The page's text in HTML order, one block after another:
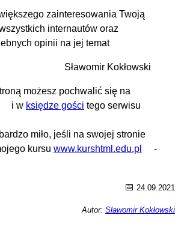
zainteresowania Twoją
internautów oraz
opinii na jej temat
Sławomir Kokłowski
możesz pochwalić się na
i w księdze gości tego serwisu
miło, jeśli na swojej stronie
kursu www.kurshtml.edu.pl
-
📅 24.09.2021
Autor: Sławomir Kokłowski